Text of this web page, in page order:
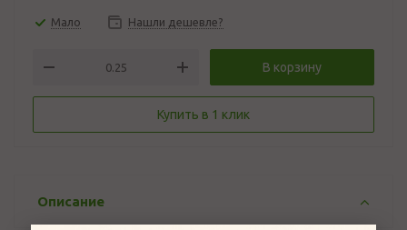
Мало Нашли дешевле?
В корзину
Купить в 1 клик
Описание